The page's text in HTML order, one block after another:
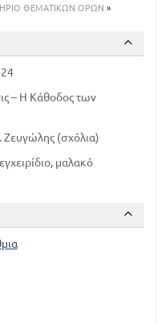
ΘΕΜΑΤΙΚΩΝ ΟΡΩΝ »
– Η Κάθοδος των
(σχόλια)
μαλακό